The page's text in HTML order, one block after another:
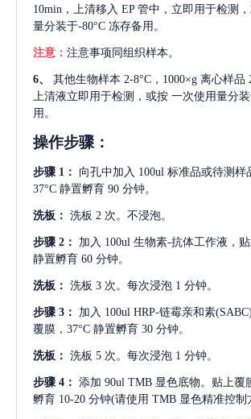
10min，上清移入 EP 管中，立即用于检测
量分装于-80°C 冻存备用。
注意： 注意事项同组织样本。
6、 其他生物样本 2-8°C，1000×g 离心样品
上清液立即用于检测，或按 一次使用量分装
用。
操作步骤：
步骤 1： 向孔中加入 100ul 标准品或待测样
37°C 静置孵育 90 分钟。
洗板： 洗板 2 次。不浸泡。
步骤 2： 加入 100ul 生物素-抗体工作液，
静置孵育 60 分钟。
洗板： 洗板 3 次。每次浸泡 1 分钟。
步骤 3： 加入 100ul HRP-链霉亲和素
覆膜，37°C 静置孵育 30 分钟。
洗板： 洗板 5 次。每次浸泡 1 分钟。
步骤 4： 添加 90ul TMB 显色底物。贴上覆
孵育 10-20 分钟(请使用 TMB 显色精准控制